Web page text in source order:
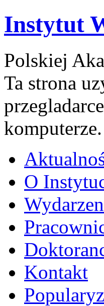
Instytut
Polskiej
Ta strona
komputerze.
O
Kontakt